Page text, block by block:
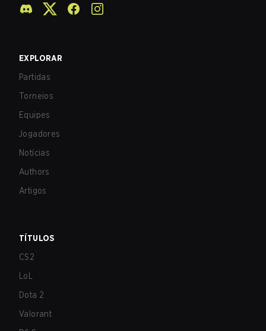
EXPLORAR
Partidas
Torneios
Equipes
Jogadores
Notícias
Authors
Artigos
TÍTULOS
CS2
LoL
Dota 2
Valorant